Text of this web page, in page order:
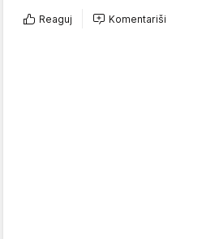
Reaguj Komentariši